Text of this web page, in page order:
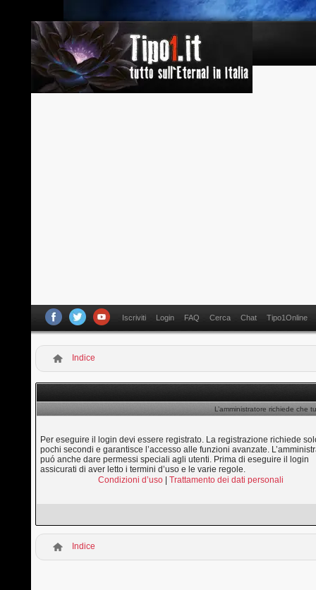
Iscriviti Login FAQ Cerca Chat Tipo1Online
Indice
L’amministratore richiede che
Per eseguire il login devi essere registrato. La registrazione richiede
pochi secondi e garantisce l’accesso alle funzioni avanzate.
puó anche dare permessi speciali agli utenti. Prima di eseguire il login
assicurati di aver letto i termini d’uso e le varie regole.
Condizioni d’uso |Trattamento dei dati personali
Indice